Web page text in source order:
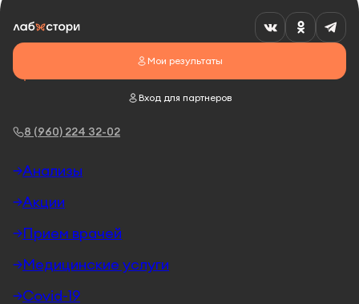
8 (960) 224 32-02
Мои результаты
Вход для партнеров
Анализы
Акции
Прием врачей
Медицинские услуги
Covid-19